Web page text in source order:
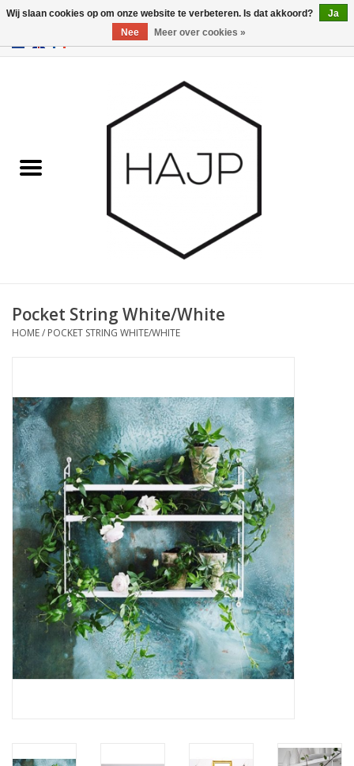
GBP/USD
Gadgets
Pocket String White/White
HOME/ POCKET STRING WHITE/WHITE
Wij slaan cookies op om onze website te verbeteren. Is dat akkoord?
Ja
Nee
Meer over cookies »